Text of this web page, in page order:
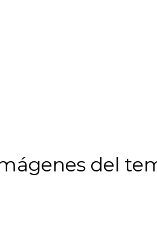
del